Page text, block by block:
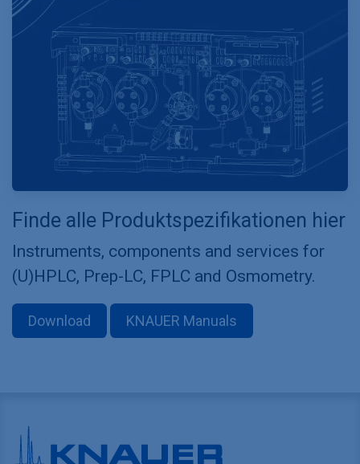
Finde alle Produktspezifikationen hier
Instruments, components and services for
(U)HPLC, Prep-LC, FPLC and Osmometry.
Download KNAUER Manuals